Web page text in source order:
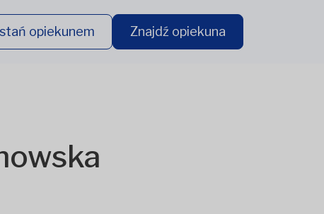
opiekunem Znajdź opiekuna